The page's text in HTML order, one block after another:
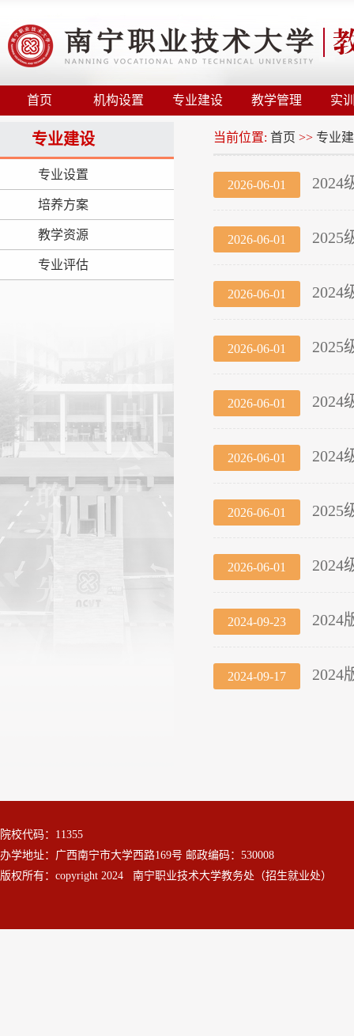
首页 机构设置 专业建设 教学管理 实
专业建设
专业设置
培养方案
教学资源
专业评估
当前位置: 首页 >> 专业
2026-06-01 2024
2026-06-01 2025
2026-06-01 2024
2026-06-01 2025
2026-06-01 2024
2026-06-01 2024
2026-06-01 2025
2026-06-01 2024
2024-09-23 2024
2024-09-17 2024
院校代码：11355
办学地址：广西南宁市大学西路169号 邮政编码：530008
版权所有：copyright 2024 南宁职业技术大学教务处（招生就业处）